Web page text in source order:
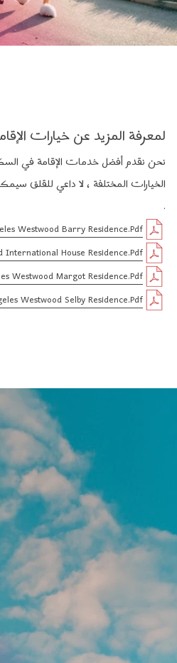
لمعرفة المزيد عن خيارات
نحن نقدم أفضل خدمات الإقامة في
الخيارات المختلفة ، لا داعي للقلق
.
Westwood Barry Residence.pdf
International House Residence.pdf
Westwood Margot Residence.pdf
Westwood Selby Residence.pdf